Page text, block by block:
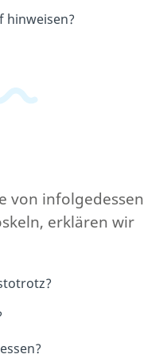
hinweisen?
von infolgedessen
erklären wir